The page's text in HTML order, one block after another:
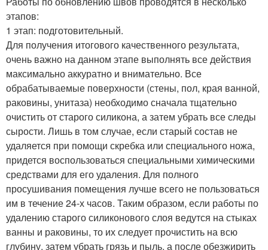
этапов:
1 этап: подготовительный.
Для получения итогового качественного результата,
очень важно на данном этапе выполнять все действия
максимально аккуратно и внимательно. Все
обрабатываемые поверхности (стены, пол, края ванной,
раковины, унитаза) необходимо сначала тщательно
очистить от старого силикона, а затем убрать все следы
сырости. Лишь в том случае, если старый состав не
удаляется при помощи скребка или специального ножа,
придется воспользоваться специальными химическими
средствами для его удаления. Для полного
просушивания помещения лучше всего не пользоваться
им в течение 24-х часов. Таким образом, если работы по
удалению старого силиконового слоя ведутся на стыках
ванны и раковины, то их следует прочистить на всю
глубину, затем убрать грязь и пыль, а после обезжирить